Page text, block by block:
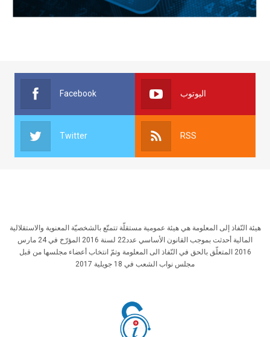
Facebook اليوتوب
Twitter RSS
هيئة النّفاذ إلى المعلومة هي هيئة عمومية مستقلّة تتمتّع بالشخصيّة المعنوية والاستقلالية
المالية أحدثت بموجب القانون الأساسي عدد22 لسنة 2016 المؤرّخ في 24 مارس
2016 المتعلّق بالحق في النّفاذ الى المعلومة وتمّ انتخاب أعضاء مجلسها من قبل
مجلس نواب الشعب في 18 جويلية 2017